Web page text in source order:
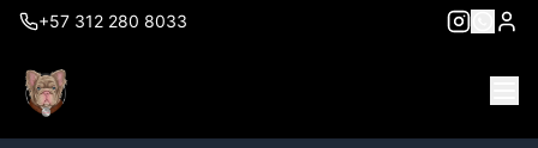
+57 312 280 8033